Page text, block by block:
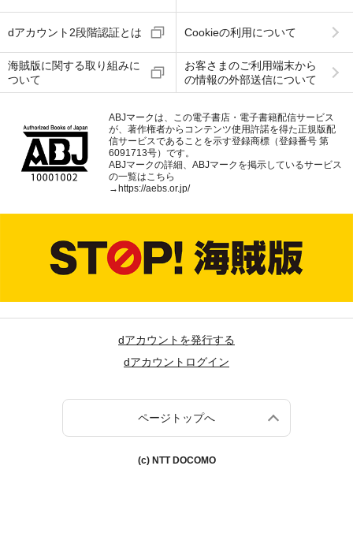
dアカウント2段階認証とは Cookieの利用について
海賊版に関する取り組みに
ついて
お客さまのご利用端末から
の情報の外部送信について
ABJマークは、この電子書店・電子書籍配信サービス
が、著作権者からコンテンツ使用許諾を得た正規版配
信サービスであることを示す登録商標（登録番号 第
6091713号）です。
ABJマークの詳細、ABJマークを掲示しているサービス
の一覧はこちら
→ https://aebs.or.jp/
dアカウントを発行する
dアカウントログイン
ページトップへ
(c) NTT DOCOMO